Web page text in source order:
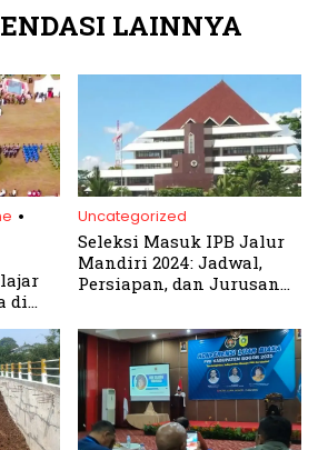
LAINNYA
.
di
Uncategorized
Seleksi Masuk IPB Jalur
Mandiri 2024: Jadwal,
Persiapan, dan Jurusan